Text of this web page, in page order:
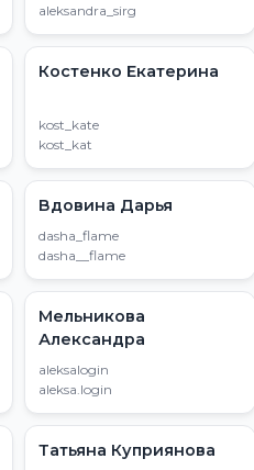
aleksandra_sirg
Костенко Екатерина
kost_kate
kost_kat
Вдовина Дарья
dasha_flame
dasha__flame
Мельникова
Александра
aleksalogin
aleksa.login
Татьяна Куприянова